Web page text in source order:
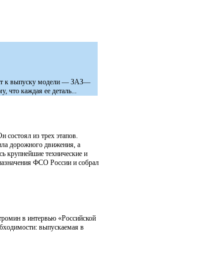
к выпуску модели — ЗАЗ—
что каждая ее деталь...
из трех этапов.
дорожного движения, а
крупнейшие технические и
ФСО России и собрал
в интервью «Российской
выпускаемая в